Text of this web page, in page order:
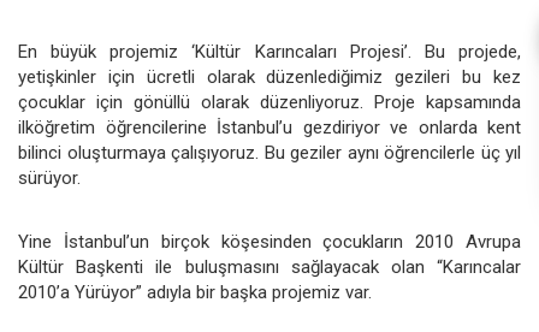
En büyük projemiz ‘Kültür Karıncaları Projesi’. Bu projede,
yetişkinler için ücretli olarak düzenlediğimiz gezileri bu kez
çocuklar için gönüllü olarak düzenliyoruz. Proje kapsamında
ilköğretim öğrencilerine İstanbul’u gezdiriyor ve onlarda kent
bilinci oluşturmaya çalışıyoruz. Bu geziler aynı öğrencilerle üç yıl
sürüyor.
Yine İstanbul’un birçok köşesinden çocukların 2010 Avrupa
Kültür Başkenti ile buluşmasını sağlayacak olan “Karıncalar
2010’a Yürüyor” adıyla bir başka projemiz var.